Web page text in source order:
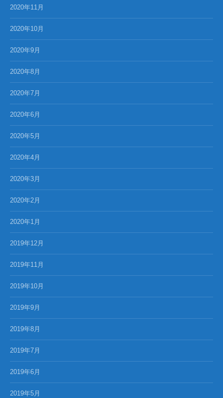
2020年11月
2020年10月
2020年9月
2020年8月
2020年7月
2020年6月
2020年5月
2020年4月
2020年3月
2020年2月
2020年1月
2019年12月
2019年11月
2019年10月
2019年9月
2019年8月
2019年7月
2019年6月
2019年5月